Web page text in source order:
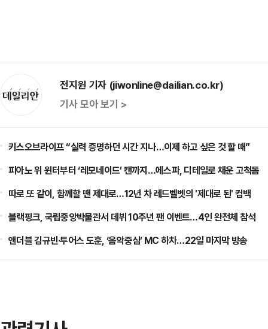
전지원 기자 (jiwonline@dailian.co.kr)
기사 모아 보기 >
키스오브라이프 “실력 증명하던 시간 지나…이제 하고 싶은 것 할 때”
피아노 위 윈터부터 ‘레모네이드’ 캔까지…에스파, 디테일로 채운 고척돔
따로 또 같이, 함께할 땐 제대로…12년 차 레드벨벳의 '제대로 된' 컴백
블랙핑크, 국립중앙박물관서 데뷔 10주년 팬 이벤트…4인 완전체 참석
앤더블 김규빈·투어스 도훈, ‘음악중심’ MC 하차…22일 마지막 방송